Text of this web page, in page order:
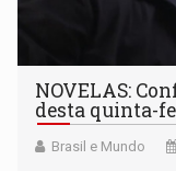
NOVELAS:
desta quinta-
Brasil e Mundo